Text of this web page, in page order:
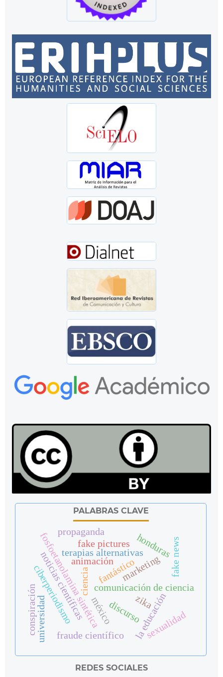
PALABRAS CLAVE
discurso
ciencia comunicación de ciencia
fosfoetanolamina sintéticafantástico
terapias alternativas
marketing
la educación
sexualidad
noticias científicas
honduras
ciberperiodismo
universidad
fake pictures fake news
fraude científico
zika
méxico
conspiración
propaganda
animación
REDES SOCIALES